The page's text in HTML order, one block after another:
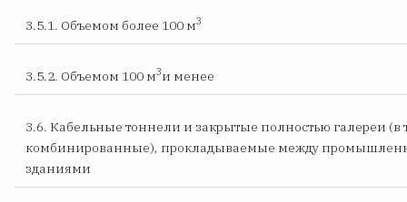
3.5.1. Объемом более 100 м3
3.5.2. Объемом 100 м3и менее
3.6. Кабельные тоннели и закрытые полностью галереи (в
комбинированные), прокладываемые между
зданиями